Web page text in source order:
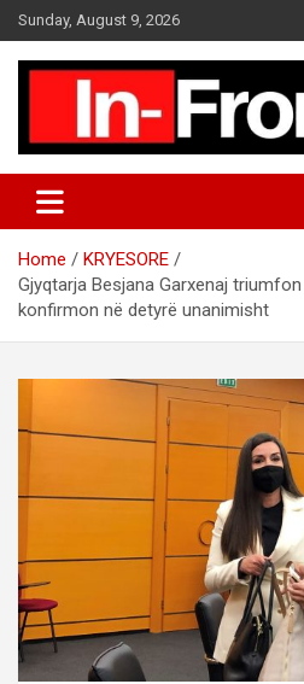
k
Sunday, August 9, 2026
Home
KRYESORE
Gjyqtarja Besjana Garxenaj
konfirmon në detyrë unanimisht